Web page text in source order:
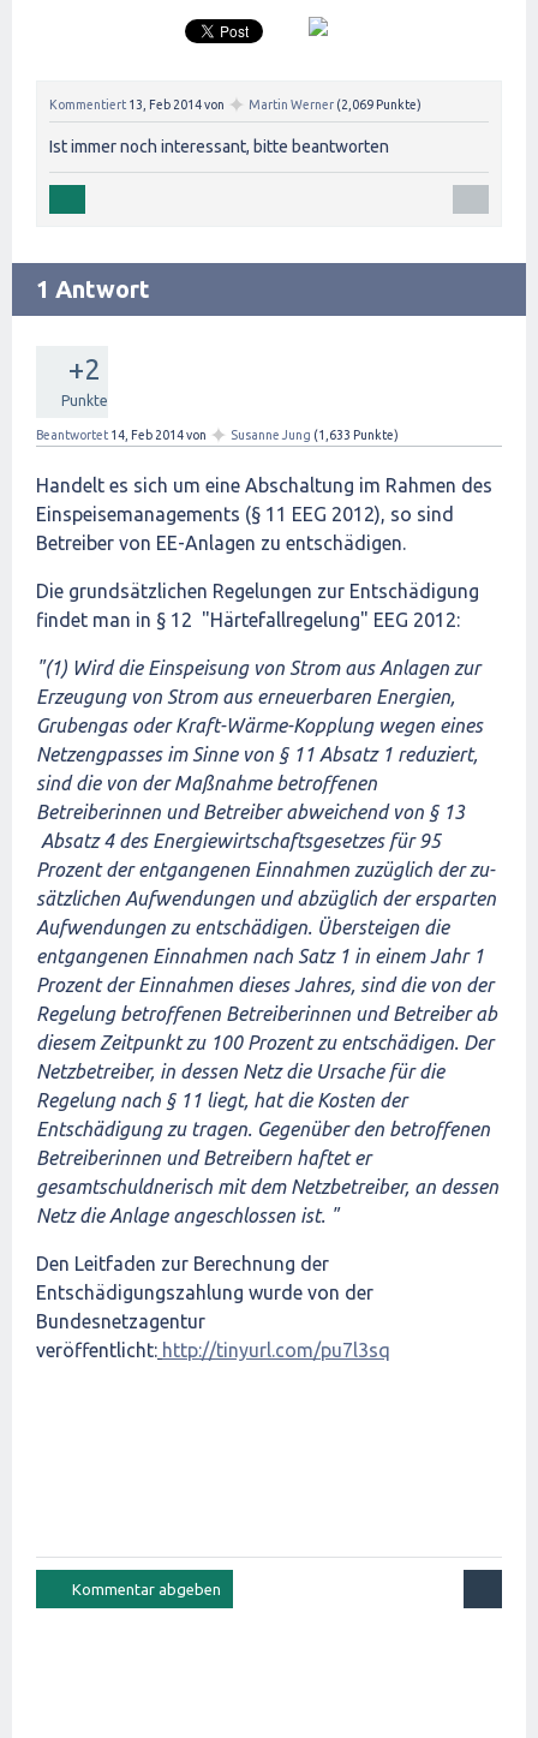
Kommentiert 13, Feb 2014von ✦ Martin Werner (2,069 Punkte)
Ist immer noch interessant, bitte beantworten
1 Antwort
+2
Punkte
Beantwortet 14, Feb 2014von ✦ Susanne Jung (1,633 Punkte)
Handelt es sich um eine Abschaltung im Rahmen des
Einspeisemanagements (§ 11 EEG 2012), so sind
Betreiber von EE-Anlagen zu entschädigen.
Die grundsätzlichen Regelungen zur Entschädigung
findet man in § 12 "Härtefallregelung" EEG 2012:
"(1) Wird die Einspeisung von Strom aus Anlagen zur
Erzeugung von Strom aus erneuerbaren Ener­gien,
Grubengas oder Kraft-Wärme-Kopplung wegen eines
Netzengpasses im Sinne von § 11 Absatz 1 reduziert,
sind die von der Maßnahme betroffenen
Betreiberinnen und Betreiber abweichend von § 13
Absatz 4 des Energiewirtschaftsgesetzes für 95
Prozent der entgangenen Einnahmen zuzüglich der zu­
sätzlichen Aufwendungen und abzüglich der ersparten
Aufwendungen zu entschädigen. Übersteigen die
entgangenen Einnahmen nach Satz 1 in einem Jahr 1
Prozent der Einnahmen dieses Jahres, sind die von der
Regelung betroffenen Betreiberinnen und Betreiber ab
diesem Zeitpunkt zu 100 Prozent zu entschädigen. Der
Netzbetreiber, in dessen Netz die Ursache für die
Regelung nach § 11 liegt, hat die Kosten der
Entschädigung zu tragen. Gegenüber den betroffenen
Betreiberinnen und Betreibern haftet er
gesamtschuldnerisch mit dem Netzbetreiber, an dessen
Netz die Anlage angeschlossen ist. "
Den Leitfaden zur Berechnung der
Entschädigungszahlung wurde von der
Bundesnetzagentur
veröffentlicht: http://tinyurl.com/pu7l3sq